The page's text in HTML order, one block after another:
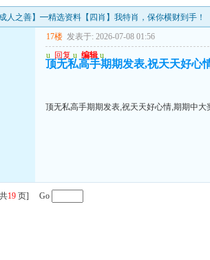
人之善】━精选资料【四肖】我特肖，保你横财到手！
17楼 发表于: 2026-07-08 01:56
u 回复 u 编辑 u
顶无私高手期期发表,祝天天好心
顶无私高手期期发表,祝天天好心情,期期中大
19 页] Go